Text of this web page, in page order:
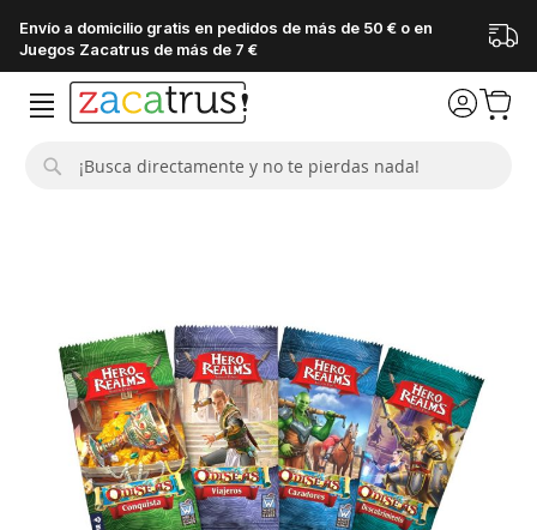
Envío a domicilio gratis en pedidos de más de 50 € o en
Juegos Zacatrus de más de 7 €
imágenes